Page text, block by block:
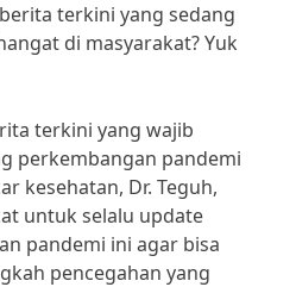
terkini yang sedang
di masyarakat? Yuk
terkini yang wajib
perkembangan pandemi
kesehatan, Dr. Teguh,
untuk selalu update
pandemi ini agar bisa
pencegahan yang